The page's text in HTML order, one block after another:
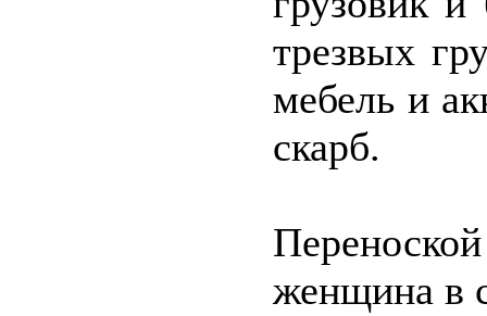
трезвых
мебель и
скарб.
женщина в